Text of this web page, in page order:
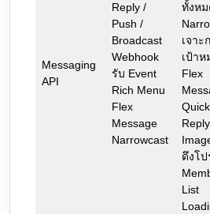
Messaging
API
Reply /
Push /
Broadcast
Webhook
รับ Event
Rich Menu
Flex
Message
Narrowcast
ทั้งห
เจาะ
เป้าห
Flex
Quick
ดึงโ
List